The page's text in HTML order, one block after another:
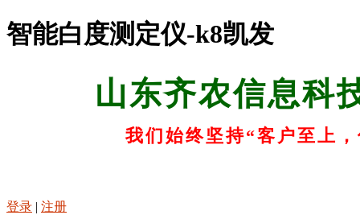
智能白度测定仪-k8凯发
山东齐农信息科
我们始终坚持“客户至上
登录 | 注册